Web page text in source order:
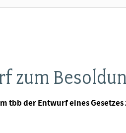
zum
tbb der Entwurf eines